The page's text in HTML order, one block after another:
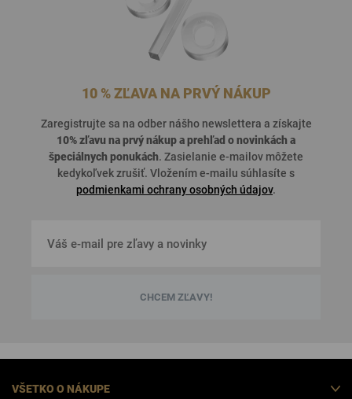
10 % ZĽAVA NA PRVÝ NÁKUP
Zaregistrujte sa na odber nášho newslettera a získajte
10% zľavu na prvý nákup a prehľad onovinkách a
špeciálnych ponukách. Zasielanie e-mailov môžete
kedykoľvek zrušiť. Vložením e-mailu súhlasíte s
podmienkami ochrany osobných údajov.
CHCEM ZĽAVY!
VŠETKO O NÁKUPE